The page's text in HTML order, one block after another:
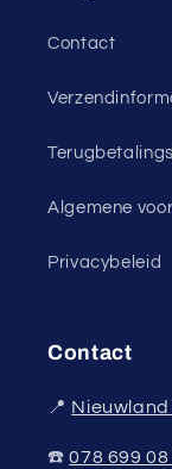
Contact
Algemene
Privacybeleid
Contact
📍
☎️078 699 08